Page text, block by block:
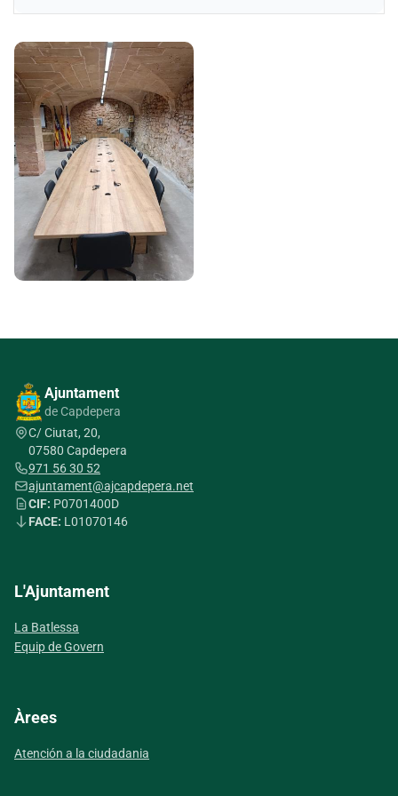
Galeria d'imatges
Ajuntament
de Capdepera
C/ Ciutat, 20,
07580 Capdepera
971 56 30 52
ajuntament@ajcapdepera.net
CIF: P0701400D
FACE: L01070146
L'Ajuntament
La Batlessa
Equip de Govern
Àrees
Atención a la ciudadania